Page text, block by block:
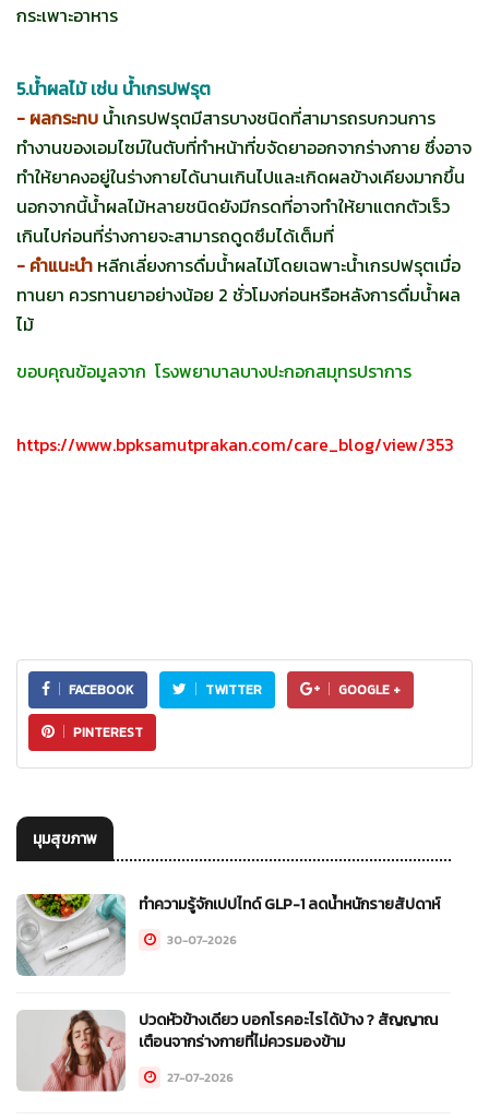
กระเพาะอาหาร
5.น้ำผลไม้ เช่น น้ำเกรปฟรุต
- ผลกระทบ น้ำเกรปฟรุตมีสารบางชนิดที่สามารถรบกวนการ
ทำงานของเอมไซม์ในตับที่ทำหน้าที่ขจัดยาออกจากร่างกาย ซึ่งอาจ
ทำให้ยาคงอยู่ในร่างกายได้นานเกินไปและเกิดผลข้างเคียงมากขึ้น
นอกจากนี้น้ำผลไม้หลายชนิดยังมีกรดที่อาจทำให้ยาแตกตัวเร็ว
เกินไปก่อนที่ร่างกายจะสามารถดูดซึมได้เต็มที่
- คำแนะนำ หลีกเลี่ยงการดื่มน้ำผลไม้โดยเฉพาะน้ำเกรปฟรุตเมื่อ
ทานยา ควรทานยาอย่างน้อย 2 ชั่วโมงก่อนหรือหลังการดื่มน้ำผล
ไม้
ขอบคุณข้อมูลจาก โรงพยาบาลบางปะกอกสมุทรปราการ
https://www.bpksamutprakan.com/care_blog/view/353
FACEBOOK TWITTER GOOGLE +
PINTEREST
มุมสุขภาพ
ทำความรู้จักเปปไทด์ GLP-1 ลดน้ำหนักรายสัปดาห์
30-07-2026
ปวดหัวข้างเดียว บอกโรคอะไรได้บ้าง ? สัญญาณ
เตือนจากร่างกายที่ไม่ควรมองข้าม
27-07-2026